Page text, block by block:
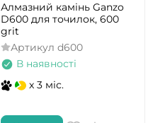
Алмазний камінь Ganzo
D600 для точилок, 600
grit
Артикул d600
В наявності
x 3 міс.